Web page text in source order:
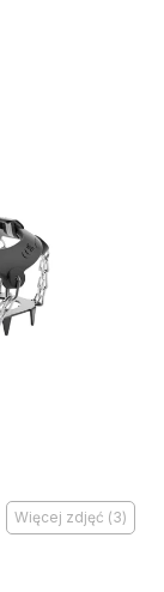
Więcej zdjęć (3)